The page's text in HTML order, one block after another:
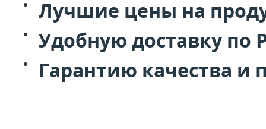
Лучшие цены на
Удобную доставку по
Гарантию качества и